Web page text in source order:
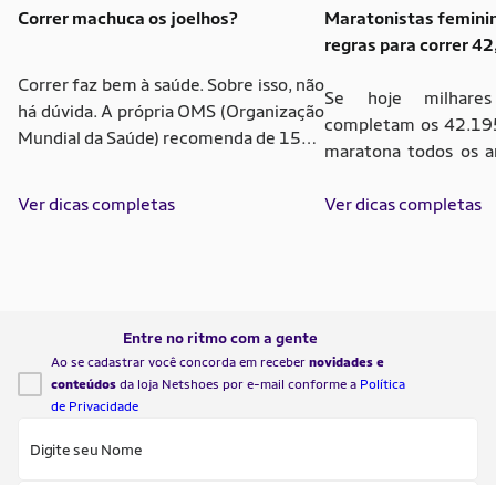
Correr machuca os joelhos?
Correr faz bem à saúde. Sobre isso, não
há dúvida. A própria OMS (Organização
Mundial da Saúde) recomenda de 150 a
semana, para adultos de 18 a 64 anos.
Ver dicas completas
Maratonistas
regras para correr
Se hoje
completam os
maratona todos os
primeira
participação […]
Ver dicas completas
Entre no ritmo com a gente
Ao se cadastrar você concorda em receber novidades e
conteúdos da loja Netshoes por e-mail conforme a Política
de Privacidade
Digite seu Nome